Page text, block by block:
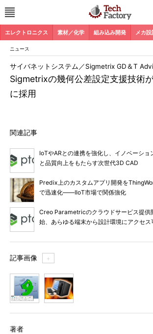
エレクトロニクス 素材／化学 組み込み開発 メカ設
ニュース
Sigmetrixの幾何公差設定支援技術
に採用
サイバネットシステム／Sigmetrix GD＆T
関連記事
IoTやARとの連携を強化し、イノベーショ
と品質向上をもたらす次世代3D CAD
Predix上のカスタムアプリ開発を
で迅速化――IIoT市場で関係強化
Creo Parametricのクラウドサービス提供
始、あらゆる端末から設計環境にアクセス
記事画像 ＋
著者